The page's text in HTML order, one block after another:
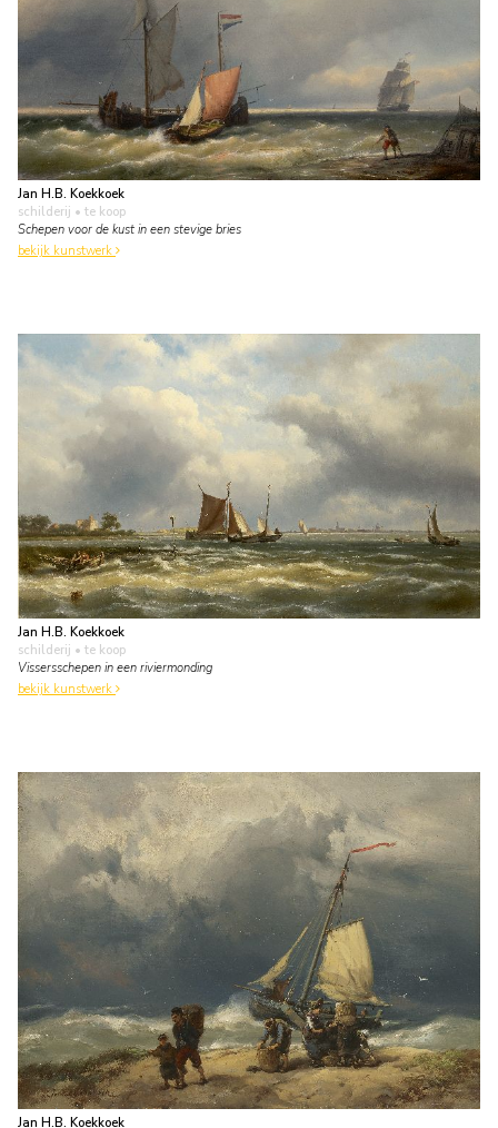
Jan H.B. Koekkoek
schilderij • te koop
Schepen voor de kust in een stevige bries
bekijk kunstwerk
Jan H.B. Koekkoek
schilderij • te koop
Vissersschepen in een riviermonding
bekijk kunstwerk
Jan H.B. Koekkoek